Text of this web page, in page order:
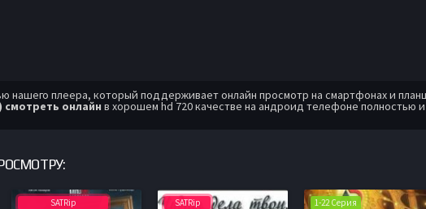
нашего плеера, который поддерживает онлайн просмотр на смартфонах и
смотреть онлайн в хорошем hd 720 качестве на андроид телефоне полностью
SATRip
SATRip
1-22 Серия